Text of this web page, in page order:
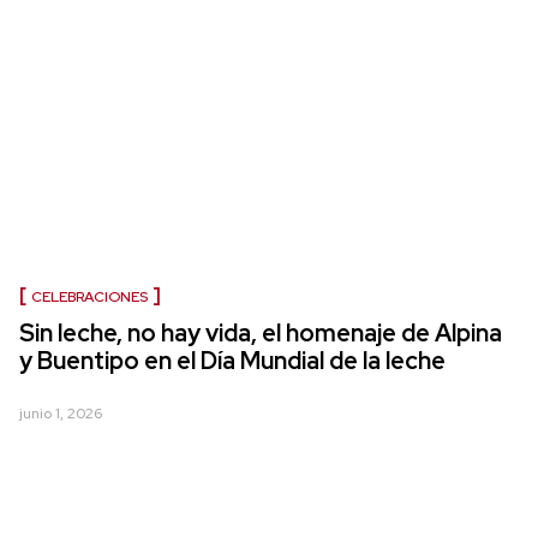
CELEBRACIONES
Sin leche, no hay vida, el homenaje de Alpina
y Buentipo en el Día Mundial de la leche
junio 1, 2026